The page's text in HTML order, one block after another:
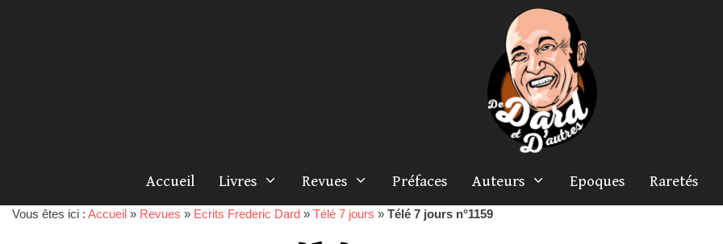
Accueil Livres Revues Préfaces Auteurs Epoques Raretés
Vous êtes ici : Accueil » Revues » Ecrits Frederic Dard » Télé 7 jours » Télé 7 jours n°1159